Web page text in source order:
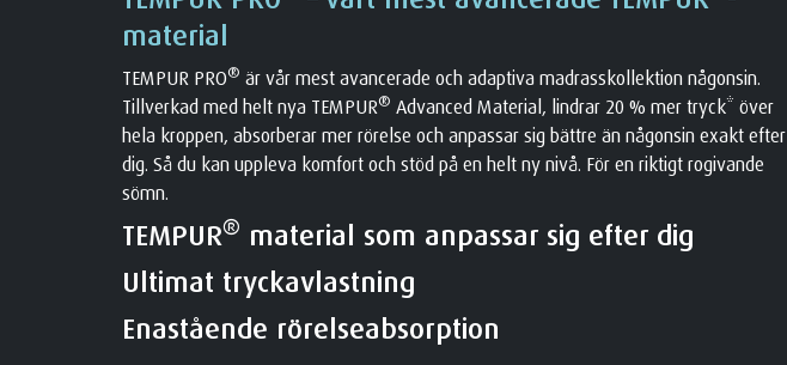
material
TEMPUR PRO® är vår mest avancerade och adaptiva madrasskollektion någonsin.
Tillverkad med helt nya TEMPUR® Advanced Material, lindrar 20 % mer tryck* över
hela kroppen, absorberar mer rörelse och anpassar sig bättre än någonsin exakt efter
dig. Så du kan uppleva komfort och stöd på en helt ny nivå. För en riktigt rogivande
sömn.
TEMPUR® material som anpassar sig efter dig
Ultimat tryckavlastning
Enastående rörelseabsorption